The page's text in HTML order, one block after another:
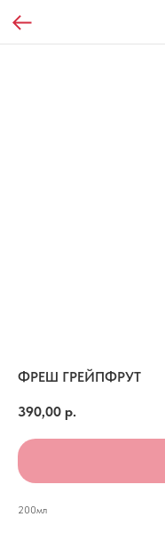
ФРЕШ ГРЕЙПФРУТ
390,00 р.
200мл